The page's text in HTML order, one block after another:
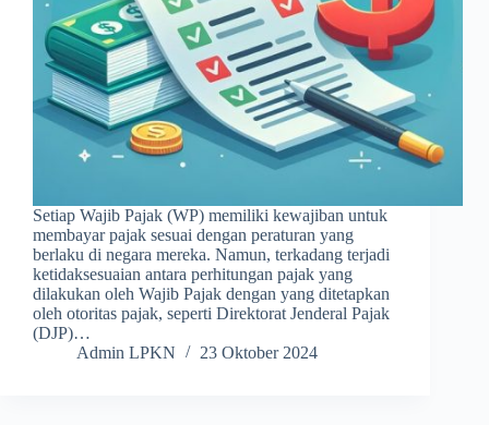
Setiap Wajib Pajak (WP) memiliki kewajiban untuk
membayar pajak sesuai dengan peraturan yang
berlaku di negara mereka. Namun, terkadang terjadi
ketidaksesuaian antara perhitungan pajak yang
dilakukan oleh Wajib Pajak dengan yang ditetapkan
oleh otoritas pajak, seperti Direktorat Jenderal Pajak
(DJP)…
Admin LPKN
23 Oktober 2024